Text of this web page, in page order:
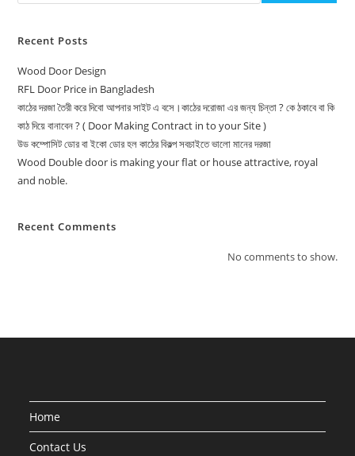
Recent Posts
Wood Door Design
RFL Door Price in Bangladesh
কাঠের দরজা তৈরী করে দিবো আপনার সাইট এ বসে।কাঠের দরোজা এর জন্য চিন্তা ? কে ঠকাবে বা কি
কাঠ দিয়ে বানাবেন ? ( Door Making Contract in to your Site )
উড কম্পোসিট ডোর বা ইকো ডোর হল কাঠের বিকল্প সবচাইতে ভালো মানের দরজা
Wood Double door is making your flat or house attractive, royal
and noble.
Recent Comments
No comments to show.
Home
Contact Us